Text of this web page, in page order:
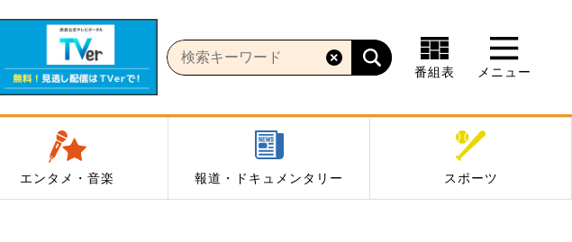
番組表 メニュー
エンタメ・音楽 報道・ドキュメンタリー スポーツ